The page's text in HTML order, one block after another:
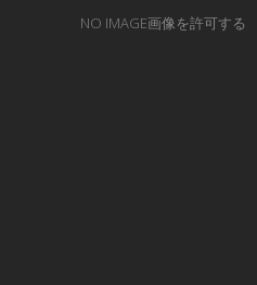
NO IMAGE画像を許可する